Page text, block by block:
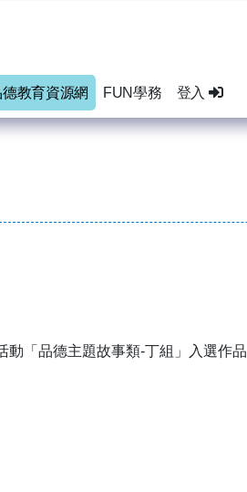
教育資源網 FUN學務 登入
動「品德主題故事類-丁組」入選作品